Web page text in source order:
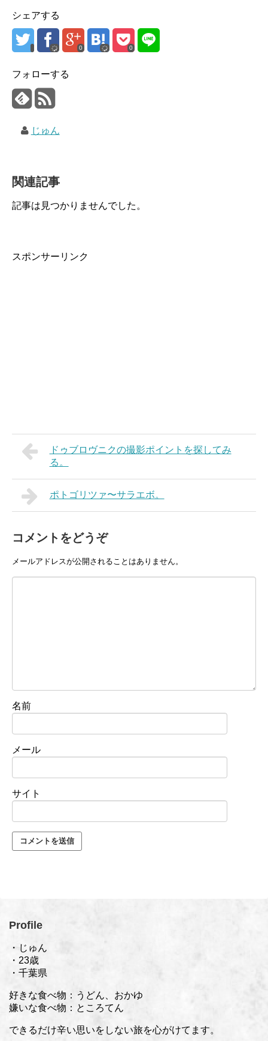
シェアする
0 0
フォローする
じゅん
関連記事
記事は見つかりませんでした。
スポンサーリンク
ドゥブロヴニクの撮影ポイントを探してみ
る。
ポトゴリツァ〜サラエボ。
コメントをどうぞ
メールアドレスが公開されることはありません。
名前
メール
サイト
Profile
・じゅん
・23歳
・千葉県
好きな食べ物：うどん、おかゆ
嫌いな食べ物：ところてん
できるだけ辛い思いをしない旅を心がけてます。